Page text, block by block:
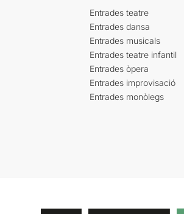
Entrades teatre
Entrades dansa
Entrades musicals
Entrades teatre infantil
Entrades òpera
Entrades improvisació
Entrades monòlegs